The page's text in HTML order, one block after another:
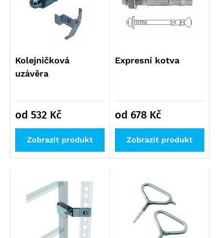
Logistika pro zdravotnictví
Regálové systémy
Modulární organizační vozík MPO
Lešení výprodej
Kolejničková
uzávěra
od 532 Kč
Zobrazit produkt
Expresní kotva
od 678 Kč
Zobrazit produkt